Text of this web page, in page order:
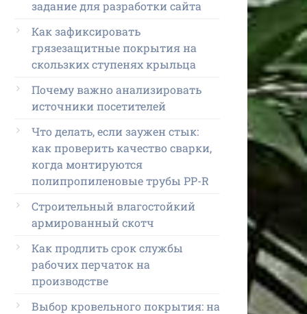
задание для разработки сайта
Как зафиксировать
грязезащитные покрытия на
скользких ступенях крыльца
Почему важно анализировать
источники посетителей
Что делать, если заужен стык:
как проверить качество сварки,
когда монтируются
полипропиленовые трубы PP-R
Строительный влагостойкий
армированный скотч
Как продлить срок службы
рабочих перчаток на
производстве
Выбор кровельного покрытия: на